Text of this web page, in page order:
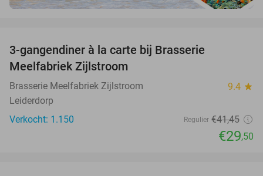
3-gangendiner à la carte bij Brasserie
Meelfabriek Zijlstroom
Brasserie Meelfabriek Zijlstroom 9.4 star
Leiderdorp
Verkocht: 1.150
Regulier €41,45
€29,50